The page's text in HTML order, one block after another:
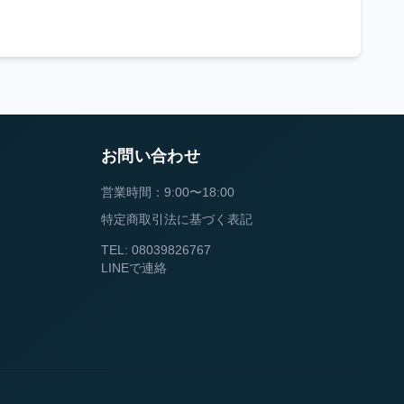
お問い合わせ
営業時間：9:00〜18:00
特定商取引法に基づく表記
TEL: 08039826767
LINEで連絡